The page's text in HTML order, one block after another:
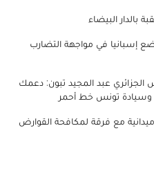
بالدار البيضاء
إسبانيا في مواجهة التضارب
الجزائري عبد المجيد تبون: دعمك
وسيادة تونس خط أحمر
مع فرقة لمكافحة القوارض